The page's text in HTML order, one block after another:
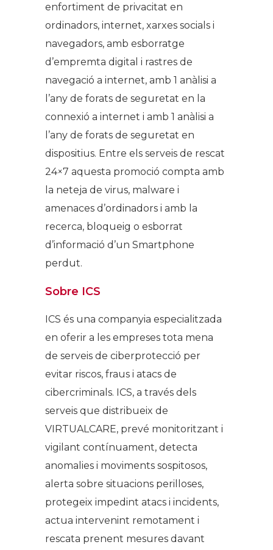
enfortiment de privacitat en
ordinadors, internet, xarxes socials i
navegadors, amb esborratge
d’empremta digital i rastres de
navegació a internet, amb 1 anàlisi a
l’any de forats de seguretat en la
connexió a internet i amb 1 anàlisi a
l’any de forats de seguretat en
dispositius. Entre els serveis de rescat
24×7 aquesta promoció compta amb
la neteja de virus, malware i
amenaces d’ordinadors i amb la
recerca, bloqueig o esborrat
d’informació d’un Smartphone
perdut.
Sobre ICS
ICS és una companyia especialitzada
en oferir a les empreses tota mena
de serveis de ciberprotecció per
evitar riscos, fraus i atacs de
cibercriminals. ICS, a través dels
serveis que distribueix de
VIRTUALCARE, prevé monitoritzant i
vigilant contínuament, detecta
anomalies i moviments sospitosos,
alerta sobre situacions perilloses,
protegeix impedint atacs i incidents,
actua intervenint remotament i
rescata prenent mesures davant